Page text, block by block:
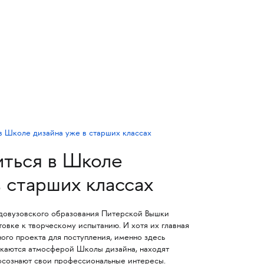
в Школе
классах
образования Питерской Вышки
к творческому испытанию. И хотя их главная
проекта для поступления, именно здесь
атмосферой Школы дизайна, находят
свои профессиональные интересы.